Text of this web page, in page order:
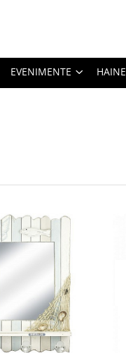
EVENIMENTE HAINE